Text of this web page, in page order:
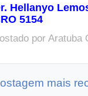
Hellanyo
5154
por Aratuba
mais